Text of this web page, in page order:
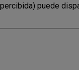
puede